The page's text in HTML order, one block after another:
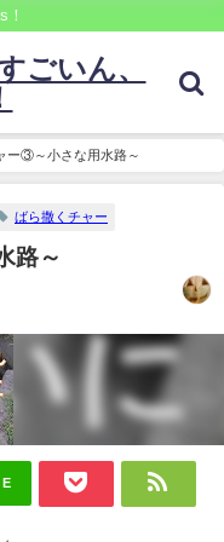
ごいん、
ー③～小さな用水路～
ばら撒くチャー
路～